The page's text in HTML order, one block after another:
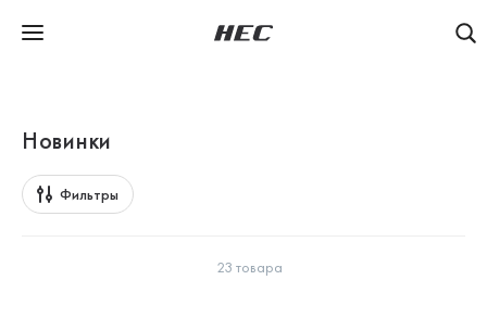
Новинки
Фильтры
23 товара